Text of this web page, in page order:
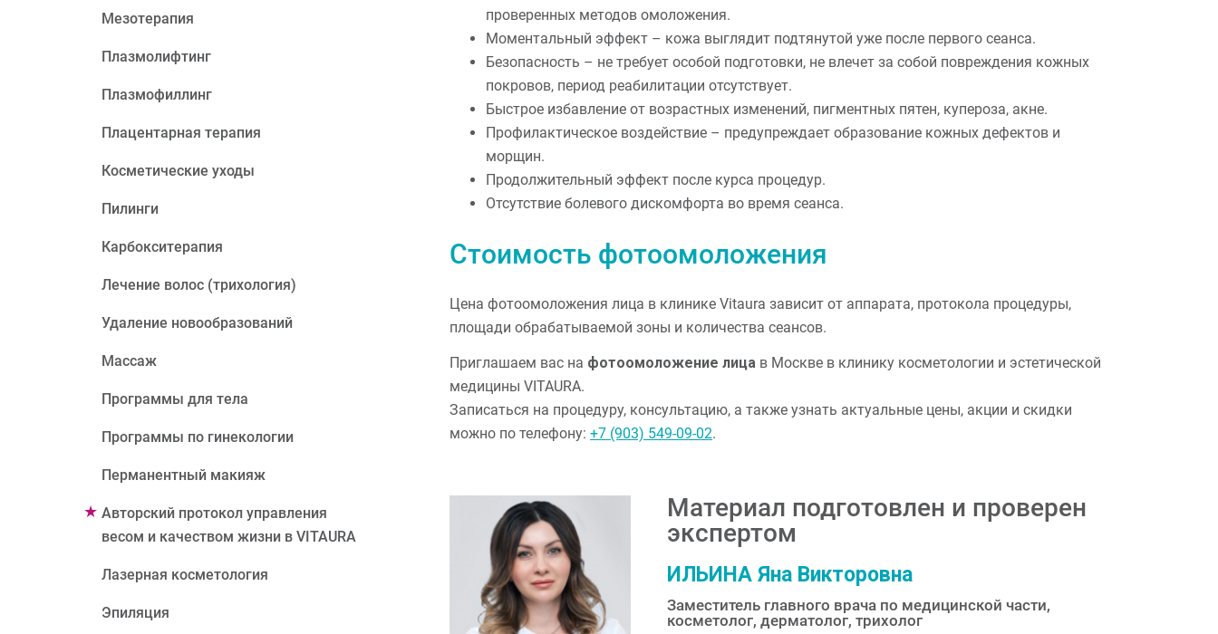
проверенных методов омоложения.
Моментальный эффект – кожа выглядит подтянутой уже после первого сеанса.
Безопасность – не требует особой подготовки, не влечет за собой повреждения кожных
покровов, период реабилитации отсутствует.
Быстрое избавление от возрастных изменений, пигментных пятен, купероза, акне.
Профилактическое воздействие – предупреждает образование кожных дефектов и
морщин.
Продолжительный эффект после курса процедур.
Отсутствие болевого дискомфорта во время сеанса.
Стоимость фотоомоложения
Цена фотоомоложения лица в клинике Vitaura зависит от аппарата, протокола процедуры,
площади обрабатываемой зоны и количества сеансов.
Приглашаем вас на фотоомоложение лица в Москве в клинику косметологии и эстетической
медицины VITAURA.
Записаться на процедуру, консультацию, а также узнать актуальные цены, акции и скидки
можно по телефону: +7 (903) 549-09-02.
Материал подготовлен и проверен
экспертом
ИЛЬИНА Яна Викторовна
Заместитель главного врача по медицинской части,
косметолог, дерматолог, трихолог
Мезотерапия
Плазмолифтинг
Плазмофиллинг
Плацентарная терапия
Косметические уходы
Пилинги
Карбокситерапия
Лечение волос (трихология)
Удаление новообразований
Массаж
Программы для тела
Программы по гинекологии
Перманентный макияж
Авторский протокол управления
весом и качеством жизни в VITAURA
Лазерная косметология
Эпиляция